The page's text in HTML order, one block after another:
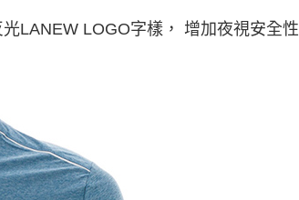
LANEW LOGO字樣， 增加夜視安全性